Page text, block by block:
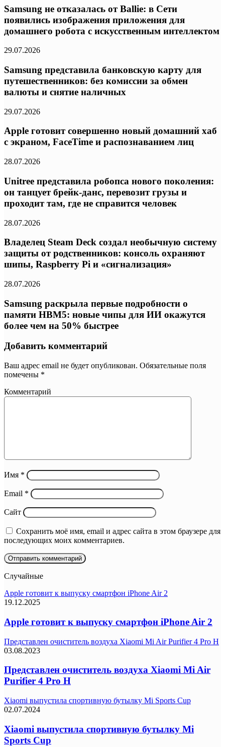
Samsung не отказалась от Ballie: в Сети
появились изображения приложения для
домашнего робота с искусственным интеллектом
29.07.2026
Samsung представила банковскую карту для
путешественников: без комиссии за обмен
валюты и снятие наличных
29.07.2026
Apple готовит совершенно новый домашний хаб
с экраном, FaceTime и распознаванием лиц
28.07.2026
Unitree представила робопса нового поколения:
он танцует брейк-данс, перевозит грузы и
проходит там, где не справится человек
28.07.2026
Владелец Steam Deck создал необычную систему
защиты от родственников: консоль охраняют
шипы, Raspberry Pi и «сигнализация»
28.07.2026
Samsung раскрыла первые подробности о
памяти HBM5: новые чипы для ИИ окажутся
более чем на 50% быстрее
Добавить комментарий
Ваш адрес email не будет опубликован. Обязательные поля
помечены *
Комментарий
Имя *
Email *
Сайт
Сохранить моё имя, email и адрес сайта в этом браузере для
последующих моих комментариев.
Случайные
Apple готовит к выпуску смартфон iPhone Air 2
19.12.2025
Apple готовит к выпуску смартфон iPhone Air 2
Представлен очиститель воздуха Xiaomi Mi Air Purifier 4 Pro H
03.08.2023
Представлен очиститель воздуха Xiaomi Mi Air
Purifier 4 Pro H
Xiaomi выпустила спортивную бутылку Mi Sports Cup
02.07.2024
Xiaomi выпустила спортивную бутылку Mi
Sports Cup